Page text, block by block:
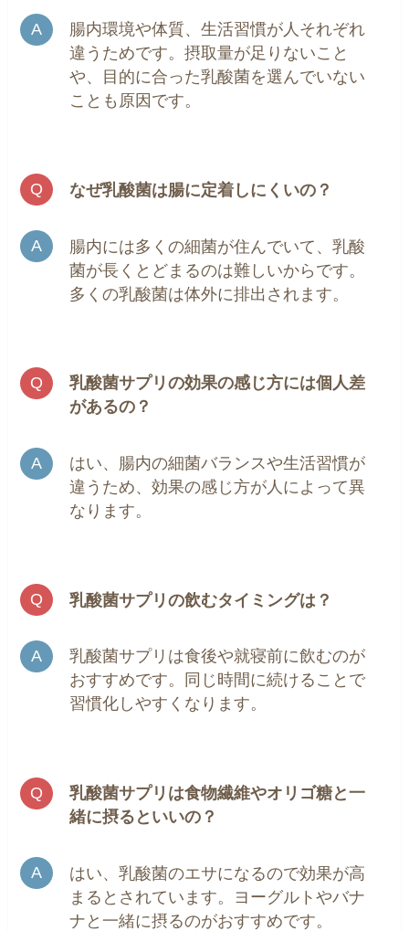
腸内環境や体質、生活習慣が人それぞれ
違うためです。摂取量が足りないこと
や、目的に合った乳酸菌を選んでいない
ことも原因です。
なぜ乳酸菌は腸に定着しにくいの？
腸内には多くの細菌が住んでいて、乳酸
菌が長くとどまるのは難しいからです。
多くの乳酸菌は体外に排出されます。
乳酸菌サプリの効果の感じ方には個人差
があるの？
はい、腸内の細菌バランスや生活習慣が
違うため、効果の感じ方が人によって異
なります。
乳酸菌サプリの飲むタイミングは？
乳酸菌サプリは食後や就寝前に飲むのが
おすすめです。同じ時間に続けることで
習慣化しやすくなります。
乳酸菌サプリは食物繊維やオリゴ糖と一
緒に摂るといいの？
はい、乳酸菌のエサになるので効果が高
まるとされています。ヨーグルトやバナ
ナと一緒に摂るのがおすすめです。